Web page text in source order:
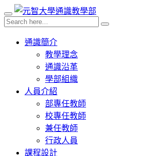
通識簡介
教學理念
通識沿革
學部組織
人員介紹
部專任教師
校專任教師
兼任教師
行政人員
課程設計